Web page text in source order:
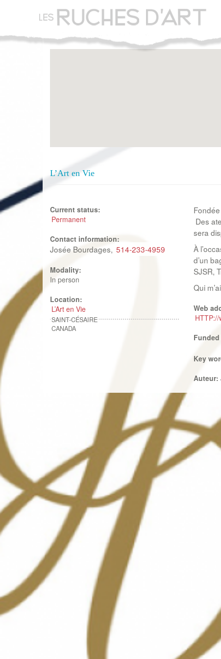
principal
L’Art en Vie
Current status:
Permanent
Contact information:
Josée Bourdages, 514-233-4959
Modality:
In person
Location:
L’Art en Vie
SAINT-CÉSAIRE
CANADA
Des
sera
À
d’un
SJSR,
Qui
Web
Key
Auteur: